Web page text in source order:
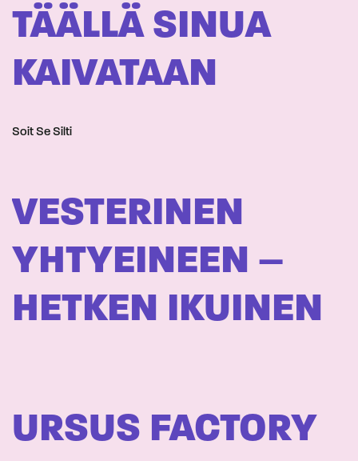
TÄÄLLÄ SINUA
KAIVATAAN
Soit Se Silti
VESTERINEN
YHTYEINEEN –
HETKEN IKUINEN
URSUS FACTORY